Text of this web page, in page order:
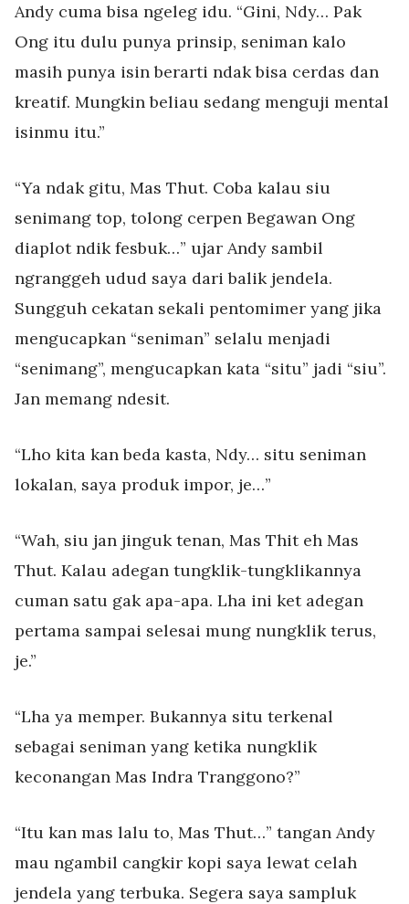
Andy cuma bisa ngeleg idu. “Gini, Ndy… Pak
Ong itu dulu punya prinsip, seniman kalo
masih punya isin berarti ndak bisa cerdas dan
kreatif. Mungkin beliau sedang menguji mental
isinmu itu.”
“Ya ndak gitu, Mas Thut. Coba kalau siu
senimang top, tolong cerpen Begawan Ong
diaplot ndik fesbuk…” ujar Andy sambil
ngranggeh udud saya dari balik jendela.
Sungguh cekatan sekali pentomimer yang jika
mengucapkan “seniman” selalu menjadi
“senimang”, mengucapkan kata “situ” jadi “siu”.
Jan memang ndesit.
“Lho kita kan beda kasta, Ndy… situ seniman
lokalan, saya produk impor, je…”
“Wah, siu jan jinguk tenan, Mas Thit eh Mas
Thut. Kalau adegan tungklik-tungklikannya
cuman satu gak apa-apa. Lha ini ket adegan
pertama sampai selesai mung nungklik terus,
je.”
“Lha ya memper. Bukannya situ terkenal
sebagai seniman yang ketika nungklik
keconangan Mas Indra Tranggono?”
“Itu kan mas lalu to, Mas Thut…” tangan Andy
mau ngambil cangkir kopi saya lewat celah
jendela yang terbuka. Segera saya sampluk